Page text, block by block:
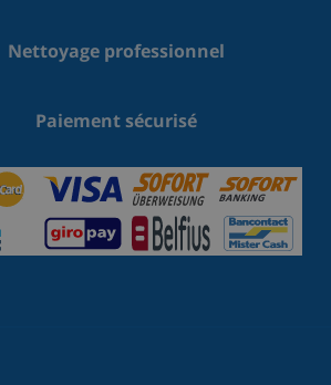
Nettoyage professionnel
Paiement sécurisé